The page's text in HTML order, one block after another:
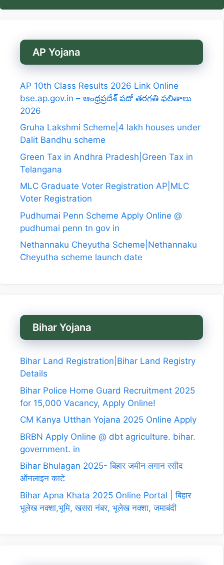
AP Yojana
AP 10th Class Results 2026 Link Online
bse.ap.gov.in – ఆంధ్రప్రదేశ్ పదో తరగతి ఫలితాలు
2026
Gruha Lakshmi Scheme|4 lakh houses under
Dalit Bandhu scheme
Green Tax in Andhra Pradesh|Green Tax in
Telangana
MLC Graduate Voter Registration AP|MLC
Voter Registration
Pudhumai Penn Scheme Apply Online @
pudhumai penn tn gov in
Nethannaku Cheyutha Scheme|Nethannaku
Cheyutha scheme launch date
Bihar Yojana
Bihar Land Registration|Bihar Land Registry
Details
Bihar Police Home Guard Recruitment 2025
for 15,000 Vacancy, Apply Online!
CM Kanya Utthan Yojana 2025 Online Apply
BRBN Apply Online @ dbt agriculture. bihar.
government. in
Bihar Bhulagan 2025- बिहार जमीन लगान रसीद
ऑनलाइन काटे
Bihar Apna Khata 2025 Online Portal | बिहार
भूलेख नक्शा,भूमि, खसरा नंबर, भूलेख नक्शा, जमाबंदी